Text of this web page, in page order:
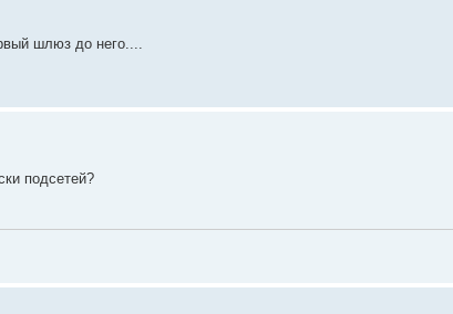
шлюз до него....
подсетей?